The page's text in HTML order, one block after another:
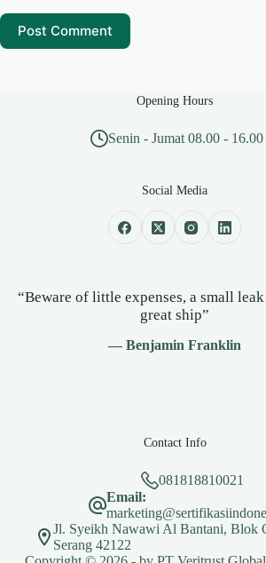
Post Comment
Opening Hours
Senin - Jumat 08.00 -
Social Media
“Beware of little expenses, a small
great ship”
— Benjamin Franklin
Contact Info
081818810021
Email:
Jl. Syeikh Nawawi Al Bantani, Blok
Serang 42122